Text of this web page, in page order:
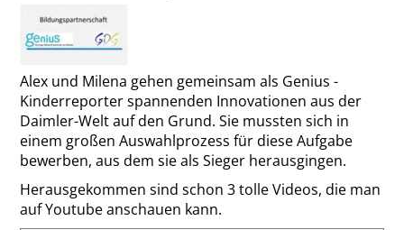
TEST
TRACK
IN
IMMENDINGEN
Alex und Milena gehen gemeinsam als Genius -
Kinderreporter spannenden Innovationen aus der
Daimler-Welt auf den Grund. Sie mussten sich in
einem großen Auswahlprozess für diese Aufgabe
bewerben, aus dem sie als Sieger herausgingen.
Herausgekommen sind schon 3 tolle Videos, die man
auf Youtube anschauen kann.